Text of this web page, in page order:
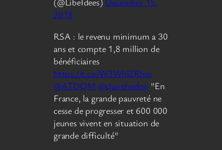
2018
RSA : le revenu minimum a 30
ans et compte 1,8 million de
bénéficiaires
https://t.co/W3WhlZRhoi
@ATDQM @clairehedon "En
France, la grande pauvreté ne
cesse de progresser et 600 000
jeunes vivent en situation de
grande difficulté"